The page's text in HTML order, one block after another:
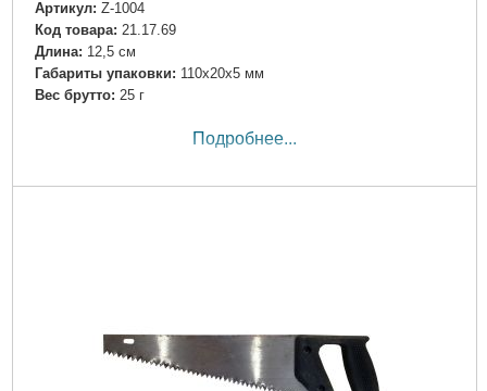
Артикул: Z-1004
Код товара: 21.17.69
Длина: 12,5 см
Габариты упаковки: 110x20x5 мм
Вес брутто: 25 г
Подробнее...